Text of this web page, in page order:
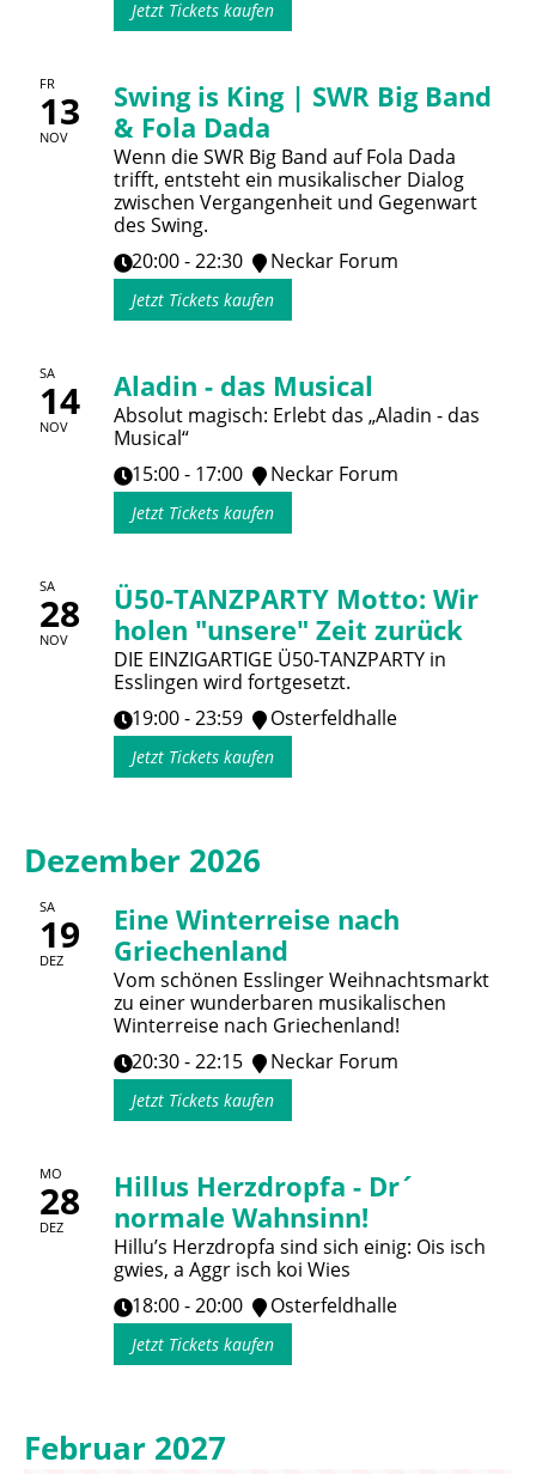
Jetzt Tickets kaufen
FR
13
NOV
Swing is King | SWR Big Band
& Fola Dada
Wenn die SWR Big Band auf Fola Dada
trifft, entsteht ein musikalischer Dialog
zwischen Vergangenheit und Gegenwart
des Swing.
20:00 - 22:30
Neckar Forum
Jetzt Tickets kaufen
SA
14
NOV
Aladin - das Musical
Absolut magisch: Erlebt das „Aladin - das
Musical“
15:00 - 17:00
Neckar Forum
Jetzt Tickets kaufen
SA
28
NOV
Ü50-TANZPARTY Motto: Wir
holen "unsere" Zeit zurück
DIE EINZIGARTIGE Ü50-TANZPARTY in
Esslingen wird fortgesetzt.
19:00 - 23:59
Osterfeldhalle
Jetzt Tickets kaufen
Dezember 2026
SA
19
DEZ
Eine Winterreise nach
Griechenland
Vom schönen Esslinger Weihnachtsmarkt
zu einer wunderbaren musikalischen
Winterreise nach Griechenland!
20:30 - 22:15
Neckar Forum
Jetzt Tickets kaufen
MO
28
DEZ
Hillus Herzdropfa - Dr´
normale Wahnsinn!
Hillu’s Herzdropfa sind sich einig: Ois isch
gwies, a Aggr isch koi Wies
18:00 - 20:00
Osterfeldhalle
Jetzt Tickets kaufen
Februar 2027